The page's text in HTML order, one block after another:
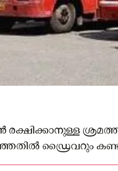
രക്ഷിക്കാനുള്ള
ഡ്രൈവറും